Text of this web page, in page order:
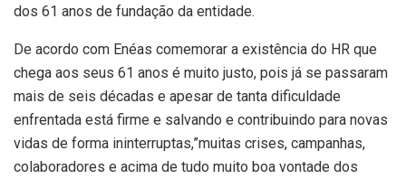
dos 61 anos de fundação da entidade.
De acordo com Enéas comemorar a existência do HR que
chega aos seus 61 anos é muito justo, pois já se passaram
mais de seis décadas e apesar de tanta dificuldade
enfrentada está firme e salvando e contribuindo para novas
vidas de forma ininterruptas,”muitas crises, campanhas,
colaboradores e acima de tudo muito boa vontade dos